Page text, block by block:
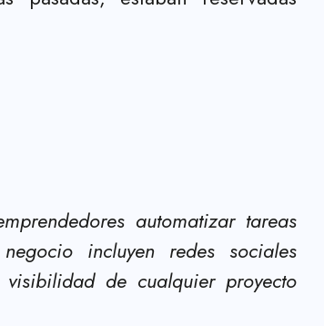
automatizar tareas
incluyen redes sociales
de cualquier proyecto